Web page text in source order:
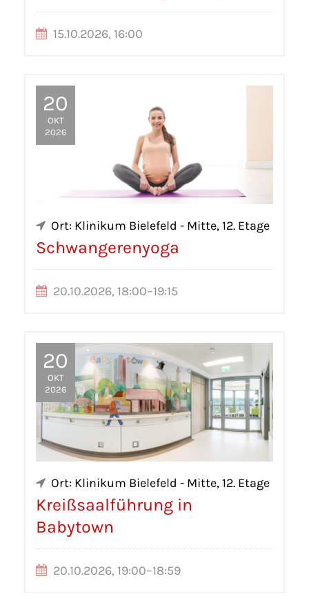
15.10.2026, 16:00
20
OKT
2026
Ort: Klinikum Bielefeld - Mitte, 12. Etage
Schwangerenyoga
20.10.2026, 18:00–19:15
20
OKT
2026
Ort: Klinikum Bielefeld - Mitte, 12. Etage
Kreißsaalführung in
Babytown
20.10.2026, 19:00–18:59